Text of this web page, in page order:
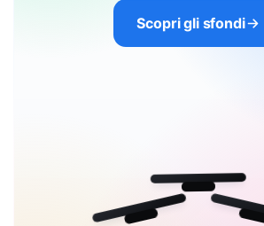
Scopri gli sfondi